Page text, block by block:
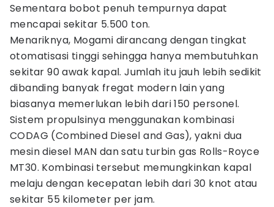
Sementara bobot penuh tempurnya dapat
mencapai sekitar 5.500 ton.
Menariknya, Mogami dirancang dengan tingkat
otomatisasi tinggi sehingga hanya membutuhkan
sekitar 90 awak kapal. Jumlah itu jauh lebih sedikit
dibanding banyak fregat modern lain yang
biasanya memerlukan lebih dari 150 personel.
Sistem propulsinya menggunakan kombinasi
CODAG (Combined Diesel and Gas), yakni dua
mesin diesel MAN dan satu turbin gas Rolls-Royce
MT30. Kombinasi tersebut memungkinkan kapal
melaju dengan kecepatan lebih dari 30 knot atau
sekitar 55 kilometer per jam.